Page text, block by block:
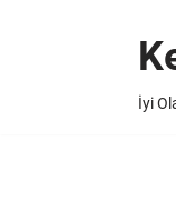
İyi